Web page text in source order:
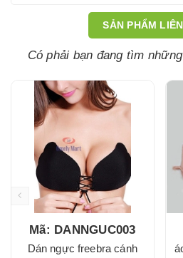
SẢN PHẨM
Có phải bạn đang tìm
Mã: DANNGUC003
Dán ngực freebra cánh